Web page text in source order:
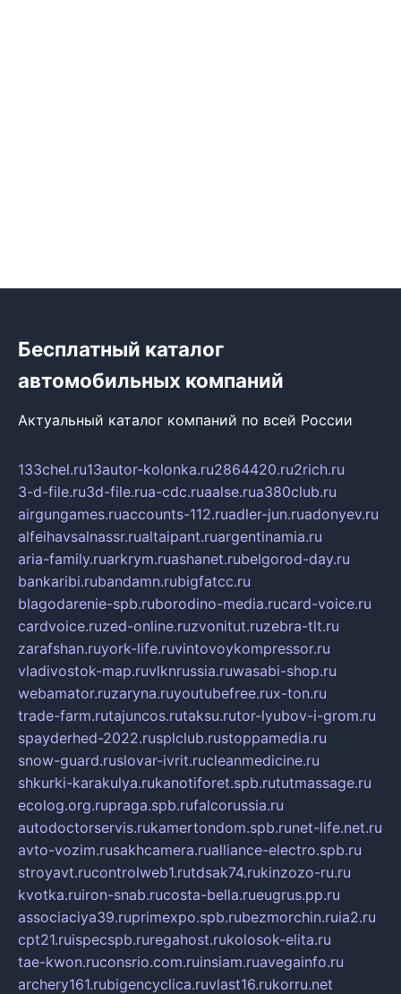
Бесплатный каталог
автомобильных компаний
Актуальный каталог компаний по всей России
133chel.ru13autor-kolonka.ru2864420.ru2rich.ru
3-d-file.ru3d-file.rua-cdc.ruaalse.rua380club.ru
airgungames.ruaccounts-112.ruadler-jun.ruadonyev.ru
alfeihavsalnassr.rualtaipant.ruargentinamia.ru
aria-family.ruarkrym.ruashanet.rubelgorod-day.ru
bankaribi.rubandamn.rubigfatcc.ru
blagodarenie-spb.ruborodino-media.rucard-voice.ru
cardvoice.ruzed-online.ruzvonitut.ruzebra-tlt.ru
zarafshan.ruyork-life.ruvintovoykompressor.ru
vladivostok-map.ruvlknrussia.ruwasabi-shop.ru
webamator.ruzaryna.ruyoutubefree.rux-ton.ru
trade-farm.rutajuncos.rutaksu.rutor-lyubov-i-grom.ru
spayderhed-2022.rusplclub.rustoppamedia.ru
snow-guard.ruslovar-ivrit.rucleanmedicine.ru
shkurki-karakulya.rukanotiforet.spb.rututmassage.ru
ecolog.org.rupraga.spb.rufalcorussia.ru
autodoctorservis.rukamertondom.spb.runet-life.net.ru
avto-vozim.rusakhcamera.rualliance-electro.spb.ru
stroyavt.rucontrolweb1.rutdsak74.rukinzozo-ru.ru
kvotka.ruiron-snab.rucosta-bella.rueugrus.pp.ru
associaciya39.ruprimexpo.spb.rubezmorchin.ruia2.ru
cpt21.ruispecspb.ruregahost.rukolosok-elita.ru
tae-kwon.ruconsrio.com.ruinsiam.ruavegainfo.ru
archery161.rubigencyclica.ruvlast16.rukorru.net